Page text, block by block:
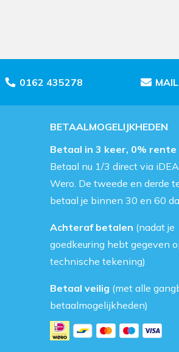
0162 435278
BETAALMOGELIJKHEDEN
Betaal in 3 keer, 0% rente
Betaal nu 1/3 direct via
Wero. De tweede en derde
betaal je binnen 30 en 60
Achteraf betalen (nadat je
goedkeuring hebt gegeven
technische tekening)
Betaal veilig (met alle
betaalmogelijkheden)